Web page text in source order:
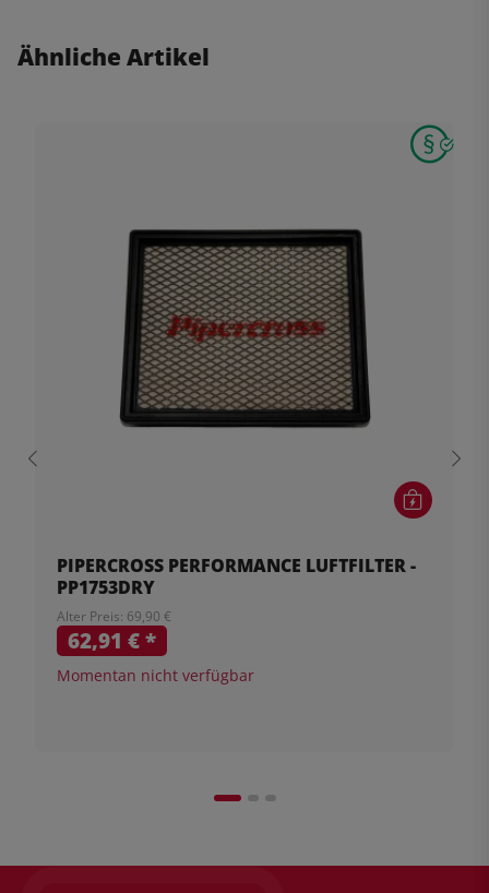
Ähnliche Artikel
PIPERCROSS PERFORMANCE LUFTFILTER -
PP1753DRY
Alter Preis: 69,90 €
62,91 €*
Momentan nicht verfügbar